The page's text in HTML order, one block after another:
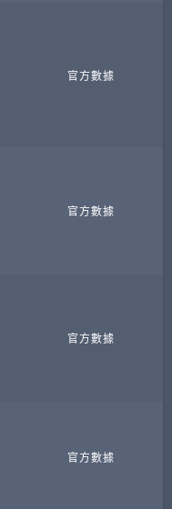
官方數據
官方數據
官方數據
官方數據